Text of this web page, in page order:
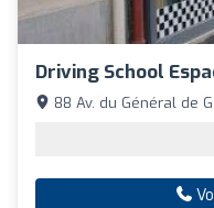
Driving School
88 Av. du Général de